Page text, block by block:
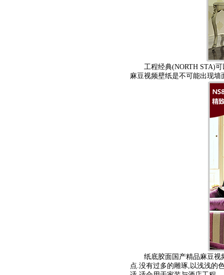
工程经典(NORTH STA)可
麻豆视频壁纸是不可能出现
纸底胶面国产精品麻豆视频墙
点.没有过多的雕琢,以浅浅的